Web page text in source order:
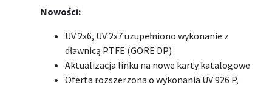
Nowości:
UV 2x6, UV 2x7 uzupełniono wykonanie z
dławnicą PTFE (GORE DP)
Aktualizacja linku na nowe karty katalogowe
Oferta rozszerzona o wykonania UV 926 P,